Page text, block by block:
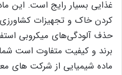
غذایی بسیار رایج است. این
‌کردن خاک و تجهیزات
حذف آلودگی‌های میکروبی
برند و کیفیت متفاوت است
ماده شیمیایی از شرکت های